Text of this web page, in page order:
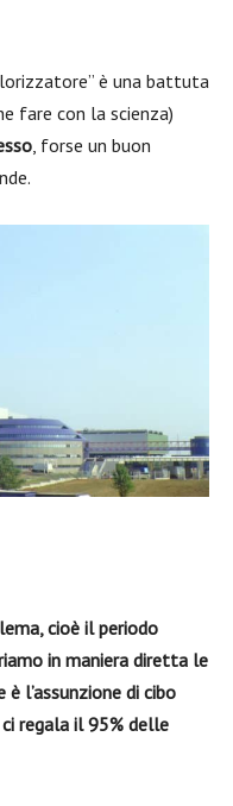
è una battuta
fare con la scienza)
, forse un buon
cioè il periodo
in maniera diretta le
l’assunzione di cibo
regala il 95% delle